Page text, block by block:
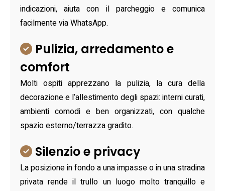
indicazioni, aiuta con il parcheggio e comunica
facilmente via WhatsApp.
Pulizia, arredamento e
comfort
Molti ospiti apprezzano la pulizia, la cura della
decorazione e l’allestimento degli spazi: interni curati,
ambienti comodi e ben organizzati, con qualche
spazio esterno/terrazza gradito.
Silenzio e privacy
La posizione in fondo a una impasse o in una stradina
privata rende il trullo un luogo molto tranquillo e